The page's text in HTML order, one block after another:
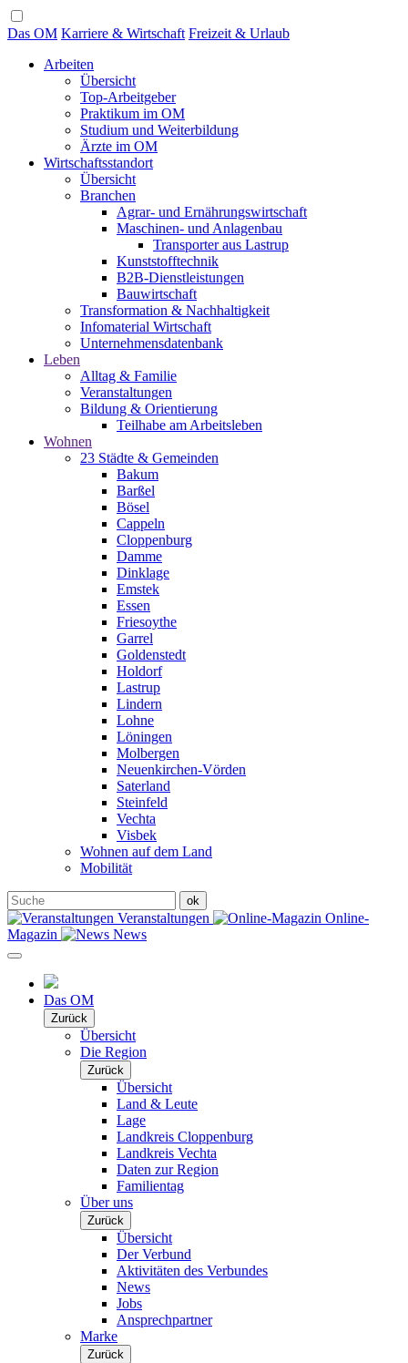
Das OM Karriere & Wirtschaft Freizeit & Urlaub
Arbeiten
Übersicht
Top-Arbeitgeber
Praktikum im OM
Studium und Weiterbildung
Ärzte im OM
Wirtschaftsstandort
Übersicht
Branchen
Agrar- und Ernährungswirtschaft
Maschinen- und Anlagenbau
Transporter aus Lastrup
Kunststofftechnik
B2B-Dienstleistungen
Bauwirtschaft
Transformation & Nachhaltigkeit
Infomaterial Wirtschaft
Unternehmensdatenbank
Leben
Alltag & Familie
Veranstaltungen
Bildung & Orientierung
Teilhabe am Arbeitsleben
Wohnen
23 Städte & Gemeinden
Bakum
Barßel
Bösel
Cappeln
Cloppenburg
Damme
Dinklage
Emstek
Essen
Friesoythe
Garrel
Goldenstedt
Holdorf
Lastrup
Lindern
Lohne
Löningen
Molbergen
Neuenkirchen-Vörden
Saterland
Steinfeld
Vechta
Visbek
Wohnen auf dem Land
Mobilität
Veranstaltungen
Online-
Magazin
News
Das OM
Zurück
Übersicht
Die Region
Zurück
Übersicht
Land & Leute
Lage
Landkreis Cloppenburg
Landkreis Vechta
Daten zur Region
Familientag
Über uns
Zurück
Übersicht
Der Verbund
Aktivitäten des Verbundes
News
Jobs
Ansprechpartner
Marke
Zurück